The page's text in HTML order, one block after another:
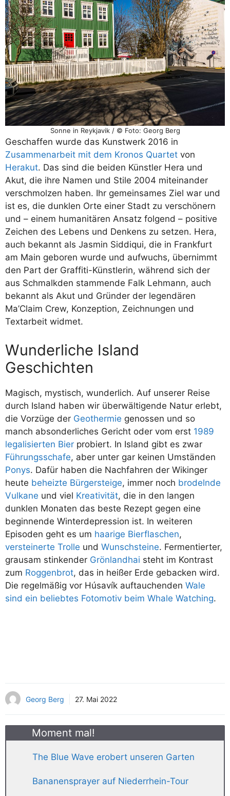
Sonne in Reykjavik / © Foto: Georg Berg
Geschaffen wurde das Kunstwerk 2016 in
Zusammenarbeit mit dem Kronos Quartet von
Herakut. Das sind die beiden Künstler Hera und
Akut, die ihre Namen und Stile 2004 miteinander
verschmolzen haben. Ihr gemeinsames Ziel war und
ist es, die dunklen Orte einer Stadt zu verschönern
und – einem humanitären Ansatz folgend – positive
Zeichen des Lebens und Denkens zu setzen. Hera,
auch bekannt als Jasmin Siddiqui, die in Frankfurt
am Main geboren wurde und aufwuchs, übernimmt
den Part der Graffiti-Künstlerin, während sich der
aus Schmalkden stammende Falk Lehmann, auch
bekannt als Akut und Gründer der legendären
Ma’Claim Crew, Konzeption, Zeichnungen und
Textarbeit widmet.
Wunderliche Island
Geschichten
Magisch, mystisch, wunderlich. Auf unserer Reise
durch Island haben wir überwältigende Natur erlebt,
die Vorzüge der Geothermie genossen und so
manch absonderliches Gericht oder vom erst 1989
legalisierten Bier probiert. In Island gibt es zwar
Führungsschafe, aber unter gar keinen Umständen
Ponys. Dafür haben die Nachfahren der Wikinger
heute beheizte Bürgersteige, immer noch brodelnde
Vulkane und viel Kreativität, die in den langen
dunklen Monaten das beste Rezept gegen eine
beginnende Winterdepression ist. In weiteren
Episoden geht es um haarige Bierflaschen,
versteinerte Trolle und Wunschsteine. Fermentierter,
grausam stinkender Grönlandhai steht im Kontrast
zum Roggenbrot, das in heißer Erde gebacken wird.
Die regelmäßig vor Húsavík auftauchenden Wale
sind ein beliebtes Fotomotiv beim Whale Watching.
Georg Berg 27. Mai 2022
Moment mal!
The Blue Wave erobert unseren Garten
Bananensprayer auf Niederrhein-Tour